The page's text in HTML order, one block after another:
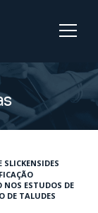
NOS ESTUDOS DE
DE TALUDES